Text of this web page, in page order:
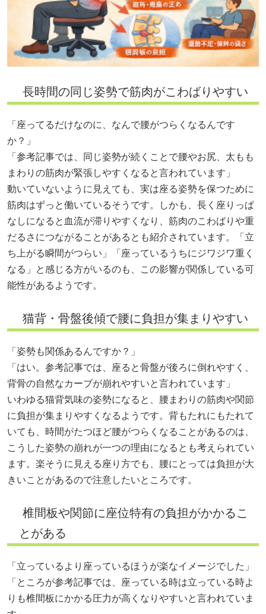
長時間の同じ姿勢で筋肉がこわばりやすい
「座ってるだけなのに、なんで腰がつらくなるんです
か？」
「参考記事では、同じ姿勢が続くことで腰やお尻、太もも
まわりの筋肉が緊張しやすくなると言われています」
動いていないように見えても、実は座る姿勢を保つために
筋肉はずっと働いているそうです。しかも、長く座りっぱ
なしになると血流が滞りやすくなり、筋肉のこわばりや重
だるさにつながることがあるとも紹介されています。「立
ち上がる瞬間がつらい」「座っているうちにジワジワ重く
なる」と感じる方がいるのも、この影響が関係している可
能性があるようです。
猫背・骨盤後傾で腰に負担が集まりやすい
「姿勢も関係あるんですか？」
「はい。参考記事では、座ると骨盤が後ろに倒れやすく、
背骨の自然なカーブが崩れやすいと言われています」
いわゆる猫背気味の姿勢になると、腰まわりの筋肉や関節
に負担が集まりやすくなるようです。背もたれにもたれて
いても、時間がたつほど腰がつらくなることがあるのは、
こうした姿勢の崩れが一つの理由になるとも考えられてい
ます。楽そうに見える座り方でも、腰にとっては負担が大
きいことがあるので注意したいところです。
椎間板や関節に座位特有の負担がかかるこ
とがある
「立っているより座っているほうが楽なイメージでした」
「ところが参考記事では、座っている時は立っている時よ
りも椎間板にかかる圧力が高くなりやすいと言われていま